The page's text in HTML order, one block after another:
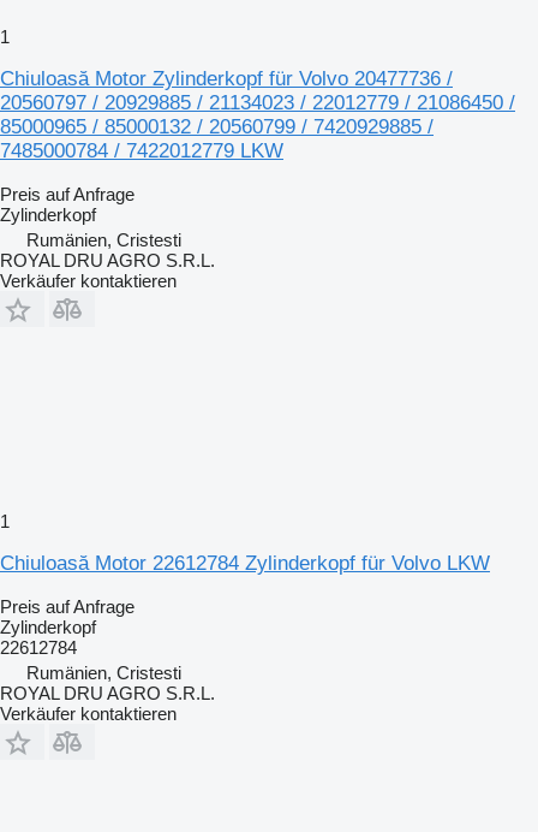
1
Chiuloasă Motor Zylinderkopf für Volvo 20477736 /
20560797 / 20929885 / 21134023 / 22012779 / 21086450 /
85000965 / 85000132 / 20560799 / 7420929885 /
7485000784 / 7422012779 LKW
Preis auf Anfrage
Zylinderkopf
Rumänien, Cristesti
ROYAL DRU AGRO S.R.L.
Verkäufer kontaktieren
1
Chiuloasă Motor 22612784 Zylinderkopf für Volvo LKW
Preis auf Anfrage
Zylinderkopf
22612784
Rumänien, Cristesti
ROYAL DRU AGRO S.R.L.
Verkäufer kontaktieren